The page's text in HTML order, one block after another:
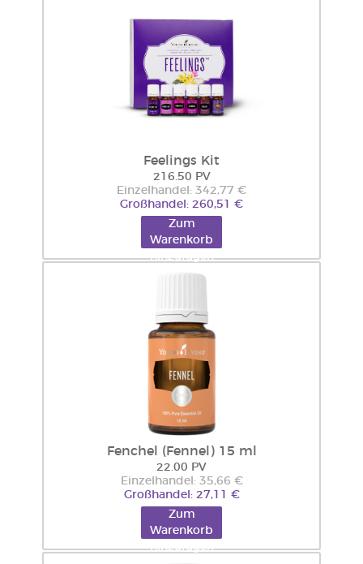
Feelings Kit
216.50 PV
Einzelhandel: 342,77 €
Großhandel: 260,51 €
Zum
Warenkorb
hinzufügen
Fenchel (Fennel) 15 ml
22.00 PV
Einzelhandel: 35,66 €
Großhandel: 27,11 €
Zum
Warenkorb
hinzufügen